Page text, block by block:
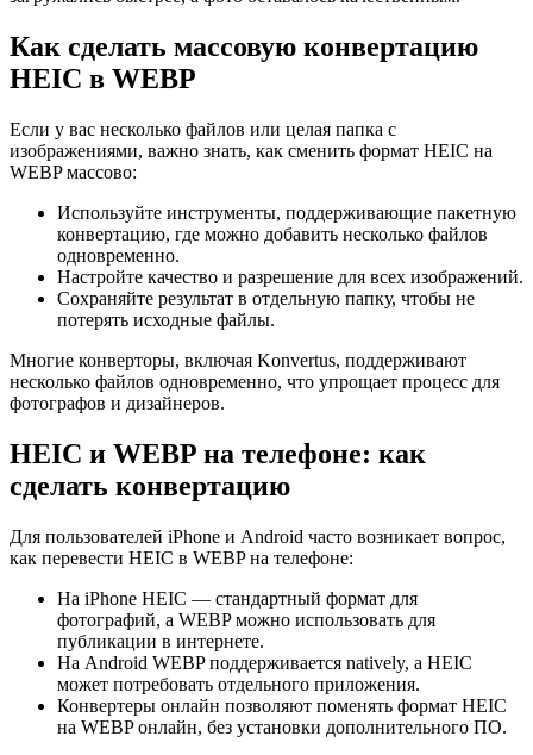
Как сделать массовую конвертацию
HEIC в WEBP
Если у вас несколько файлов или целая папка с
изображениями, важно знать, как сменить формат HEIC на
WEBP массово:
Используйте инструменты, поддерживающие пакетную
конвертацию, где можно добавить несколько файлов
одновременно.
Настройте качество и разрешение для всех изображений.
Сохраняйте результат в отдельную папку, чтобы не
потерять исходные файлы.
Многие конверторы, включая Konvertus, поддерживают
несколько файлов одновременно, что упрощает процесс для
фотографов и дизайнеров.
HEIC и WEBP на телефоне: как
сделать конвертацию
Для пользователей iPhone и Android часто возникает вопрос,
как перевести HEIC в WEBP на телефоне:
На iPhone HEIC — стандартный формат для
фотографий, а WEBP можно использовать для
публикации в интернете.
На Android WEBP поддерживается natively, а HEIC
может потребовать отдельного приложения.
Конвертеры онлайн позволяют поменять формат HEIC
на WEBP онлайн, без установки дополнительного ПО.